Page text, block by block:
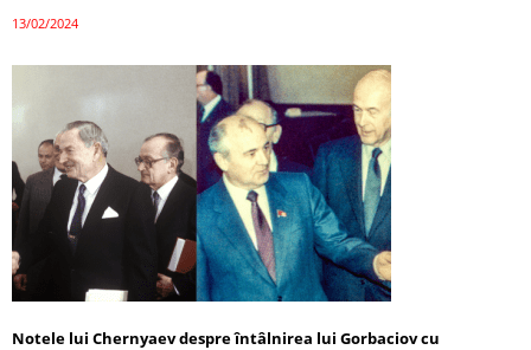
13/02/2024
Notele lui Chernyaev despre întâlnirea lui Gorbaciov cu